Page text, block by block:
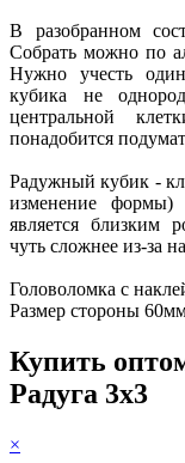
В разобранном
Собрать можно по
Нужно учесть
кубика не
центральной
понадобится
Радужный кубик -
изменение формы)
является близким
чуть сложнее из-за
Головоломка с
Размер стороны
Купить
Радуга 3х3
×